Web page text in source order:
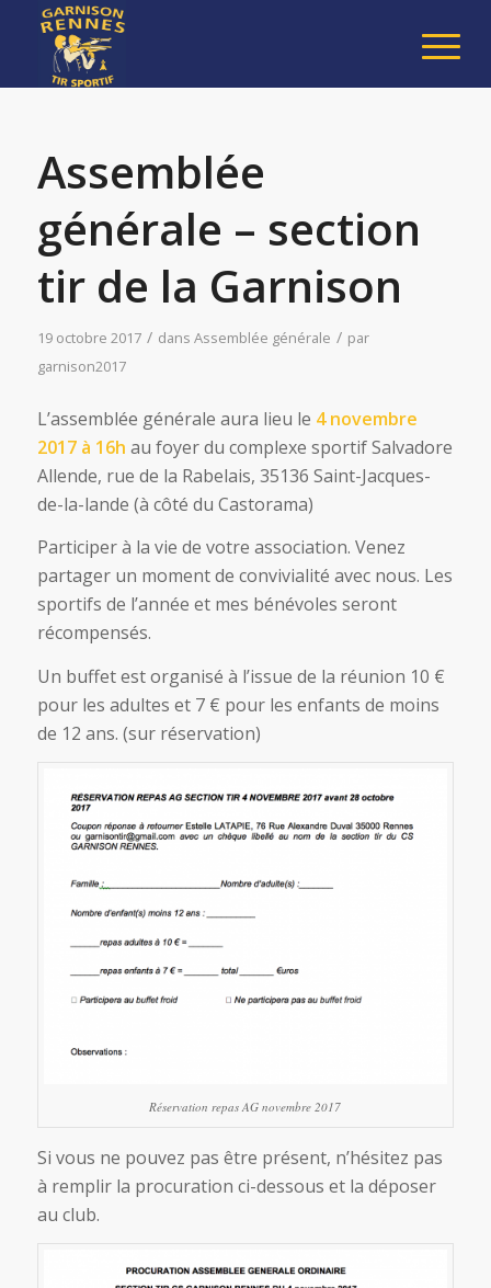
Assemblée
générale – section
tir de la Garnison
19 octobre 2017 / dans Assemblée générale / par
garnison2017
L’assemblée générale aura lieu le 4 novembre
2017 à 16h au foyer du complexe sportif Salvadore
Allende, rue de la Rabelais, 35136 Saint-Jacques-
de-la-lande (à côté du Castorama)
Participer à la vie de votre association. Venez
partager un moment de convivialité avec nous. Les
sportifs de l’année et mes bénévoles seront
récompensés.
Un buffet est organisé à l’issue de la réunion 10 €
pour les adultes et 7 € pour les enfants de moins
de 12 ans. (sur réservation)
Réservation repas AG novembre 2017
Si vous ne pouvez pas être présent, n’hésitez pas
à remplir la procuration ci-dessous et la déposer
au club.